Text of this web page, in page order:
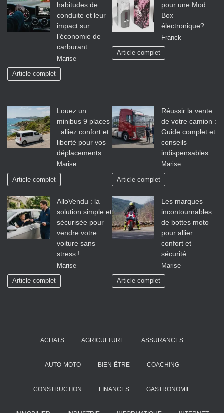
habitudes de
conduite et leur
impact sur
l’économie de
carburant
Marise
Article complet
pour une Mod
Box
électronique?
Franck
Article complet
Louez un
minibus 9 places
: alliez confort et
liberté pour vos
déplacements
Marise
Article complet
Réussir la vente
de votre camion :
Guide complet et
conseils
indispensables
Marise
Article complet
AlloVendu : la
solution simple et
sécurisée pour
vendre votre
voiture sans
stress !
Marise
Article complet
Les marques
incontournables
de bottes moto
pour allier
confort et
sécurité
Marise
Article complet
ACHATS AGRICULTURE ASSURANCES
AUTO-MOTO BIEN-ÊTRE COACHING
CONSTRUCTION FINANCES GASTRONOMIE